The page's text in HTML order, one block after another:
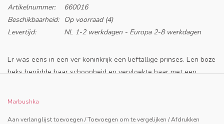
Artikelnummer:
660016
Beschikbaarheid:
Op voorraad(4)
Levertijd:
NL 1-2 werkdagen - Europa 2-8 werkdagen
Er was eens in een ver koninkrijk een lieftallige prinses. Een boze
heks benijdde haar schoonheid en vervloekte haar met een
werd verscheurd en verspreidde zijn veertig parels in de tuin.
ketting herstellen voordat de laatste zandkorrel in de zandloper
Marbushka
Aan verlanglijst toevoegen /Toevoegen om te vergelijken /Afdrukken